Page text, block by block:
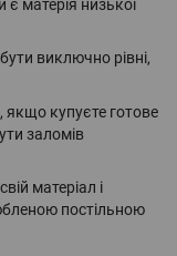
матерія низької
виключно рівні,
якщо купуєте готове
заломів
матеріал і
постільною